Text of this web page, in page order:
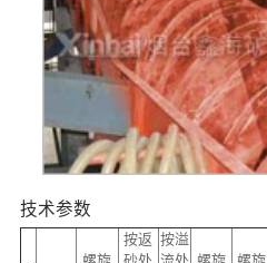
技术参数
按返 按溢